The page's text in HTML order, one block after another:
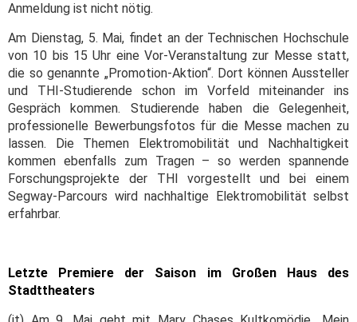
Anmeldung ist nicht nötig.
Am Dienstag, 5. Mai, findet an der Technischen Hochschule
von 10 bis 15 Uhr eine Vor-Veranstaltung zur Messe statt,
die so genannte „Promotion-Aktion“. Dort können Aussteller
und THI-Studierende schon im Vorfeld miteinander ins
Gespräch kommen. Studierende haben die Gelegenheit,
professionelle Bewerbungsfotos für die Messe machen zu
lassen. Die Themen Elektromobilität und Nachhaltigkeit
kommen ebenfalls zum Tragen – so werden spannende
Forschungsprojekte der THI vorgestellt und bei einem
Segway-Parcours wird nachhaltige Elektromobilität selbst
erfahrbar.
Letzte Premiere der Saison im Großen Haus des
Stadttheaters